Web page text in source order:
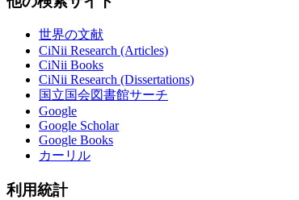
世界の文献
CiNii Research (Articles)
CiNii Books
CiNii Research (Dissertations)
国立国会図書館サーチ
Google
Google Scholar
Google Books
カーリル
利用統計